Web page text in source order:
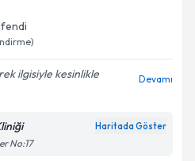
ilgisiyle kesinlikle
Devamı
Haritada Göster
No:17